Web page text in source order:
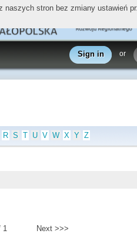
Sign in or
R S T U V W X Y Z
1 Next >>>
stron bez zmiany ustawień